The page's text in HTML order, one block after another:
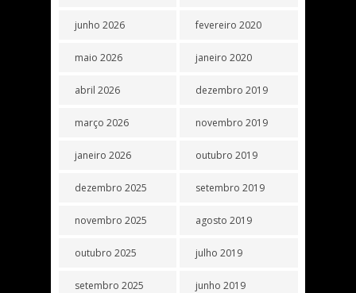
junho 2026
maio 2026
abril 2026
março 2026
janeiro 2026
dezembro 2025
novembro 2025
outubro 2025
setembro 2025
fevereiro 2020
janeiro 2020
dezembro 2019
novembro 2019
outubro 2019
setembro 2019
agosto 2019
julho 2019
junho 2019